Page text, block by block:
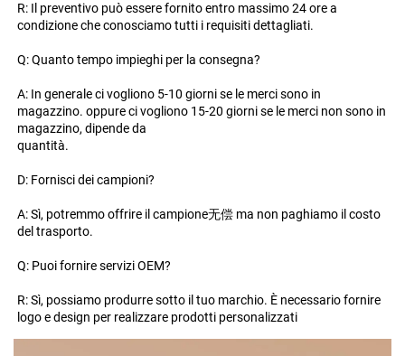
R: Il preventivo può essere fornito entro massimo 24 ore a
condizione che conosciamo tutti i requisiti dettagliati.
Q: Quanto tempo impieghi per la consegna?
A: In generale ci vogliono 5-10 giorni se le merci sono in
magazzino. oppure ci vogliono 15-20 giorni se le merci non sono in
magazzino, dipende da
quantità.
D: Fornisci dei campioni?
A: Sì, potremmo offrire il campione无偿 ma non paghiamo il costo
del trasporto.
Q: Puoi fornire servizi OEM?
R: Sì, possiamo produrre sotto il tuo marchio. È necessario fornire
logo e design per realizzare prodotti personalizzati